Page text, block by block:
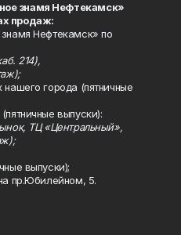
знамя Нефтекамск»
продаж:
Нефтекамск» по
214),
нашего города (пятничные
выпуски):
ТЦ «Центральный»,
выпуски);
пр.Юбилейном, 5.